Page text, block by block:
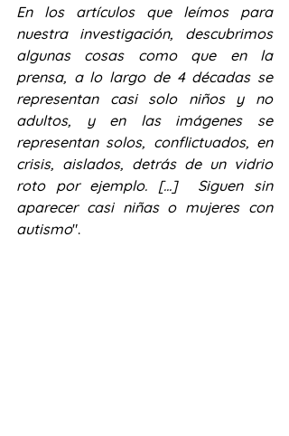
En los artículos que leímos para
nuestra investigación, descubrimos
algunas cosas como que en la
prensa, a lo largo de 4 décadas se
representan casi solo niños y no
adultos, y en las imágenes se
representan solos, conflictuados, en
crisis, aislados, detrás de un vidrio
roto por ejemplo. [...]  Siguen sin
aparecer casi niñas o mujeres con
autismo".